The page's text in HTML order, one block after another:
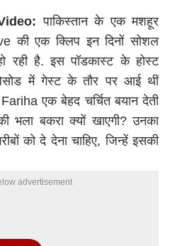
पाकिस्तान के एक मशहूर
की एक क्लिप इन दिनों सोशल
रही है. इस पॉडकास्ट के होस्ट
में गेस्ट के तौर पर आई थीं
एक बेहद चर्चित बयान देती
भला बकरा क्यों खाएगी? उनका
को दे देना चाहिए, जिन्हें इसकी
advertisement